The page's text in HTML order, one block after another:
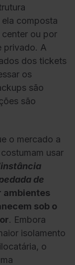
composta
ou por
privado. A
dos tickets
os
são
são
o mercado a
usar
de
ambientes
sob o
. Embora
isolamento
o